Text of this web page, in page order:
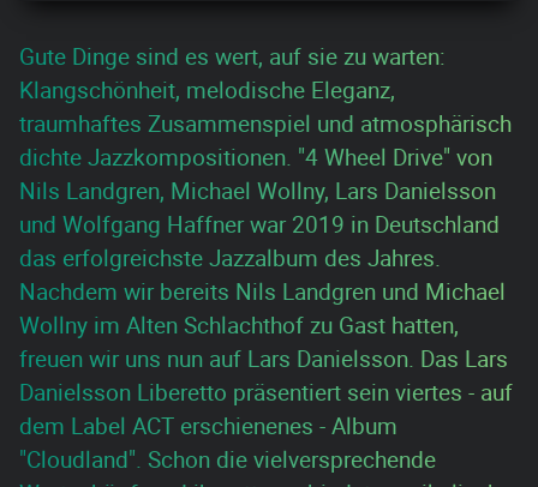
Gute Dinge sind es wert, auf sie zu warten:
Klangschönheit, melodische Eleganz,
traumhaftes Zusammenspiel und atmosphärisch
dichte Jazzkompositionen. "4 Wheel Drive" von
Nils Landgren, Michael Wollny, Lars Danielsson
und Wolfgang Haffner war 2019 in Deutschland
das erfolgreichste Jazzalbum des Jahres.
Nachdem wir bereits Nils Landgren und Michael
Wollny im Alten Schlachthof zu Gast hatten,
freuen wir uns nun auf Lars Danielsson. Das Lars
Danielsson Liberetto präsentiert sein viertes - auf
dem Label ACT erschienenes - Album
"Cloudland". Schon die vielversprechende